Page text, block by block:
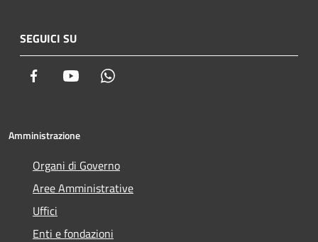
SEGUICI SU
Facebook Youtube
Amministrazione
Organi di Governo
Aree Amministrative
Uffici
Enti e fondazioni